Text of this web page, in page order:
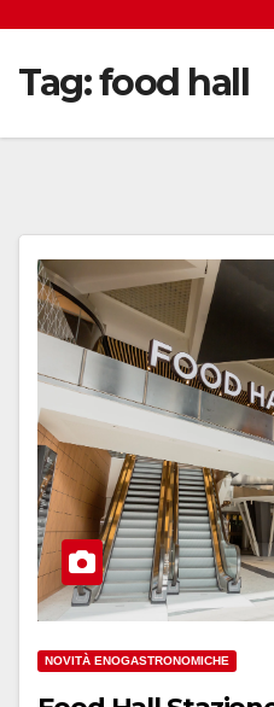
Tag:food hall
NOVITÀ ENOGASTRONOMICHE